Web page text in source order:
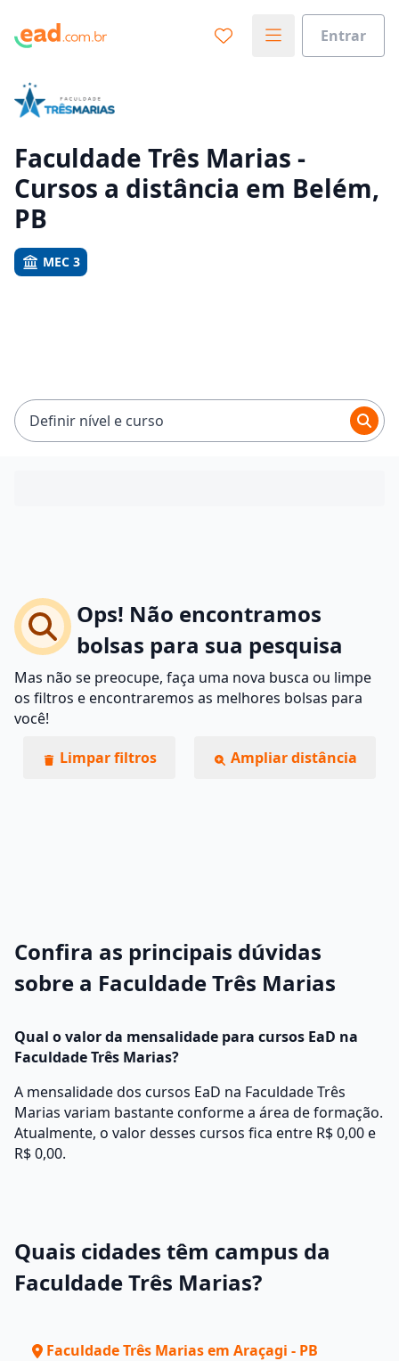
Entrar
Vamos te guiar no caminho ideal para seus estudos
Faculdade Três Marias -
Cursos a distância em Belém,
PB
MEC 3
Definir nível e curso
Ops! Não encontramos
bolsas para sua pesquisa
Mas não se preocupe, faça uma nova busca ou limpe
os filtros e encontraremos as melhores bolsas para
você!
Limpar filtros
Ampliar distância
Confira as principais dúvidas
sobre a Faculdade Três Marias
Qual o valor da mensalidade para cursos EaD na
Faculdade Três Marias?
A mensalidade dos cursos EaD na Faculdade Três
Marias variam bastante conforme a área de formação.
Atualmente, o valor desses cursos fica entre R$ 0,00 e
R$ 0,00.
Quais cidades têm campus da
Faculdade Três Marias?
Faculdade Três Marias em Araçagi - PB